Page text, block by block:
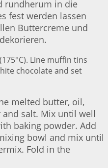
rundherum in die
fest werden lassen
Buttercreme und
Line muffin tins
chocolate and set
melted butter, oil,
and salt. Mix until well
baking powder. Add
bowl and mix until
Fold in the